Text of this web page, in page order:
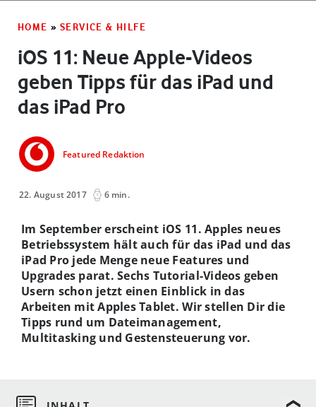
HOME » SERVICE & HILFE
iOS 11: Neue Apple-Videos
geben Tipps für das iPad und
das iPad Pro
Featured Redaktion
22. August 2017 6 min.
Im September erscheint iOS 11. Apples neues
Betriebssystem hält auch für das iPad und das
iPad Pro jede Menge neue Features und
Upgrades parat. Sechs Tutorial-Videos geben
Usern schon jetzt einen Einblick in das
Arbeiten mit Apples Tablet. Wir stellen Dir die
Tipps rund um Dateimanagement,
Multitasking und Gestensteuerung vor.